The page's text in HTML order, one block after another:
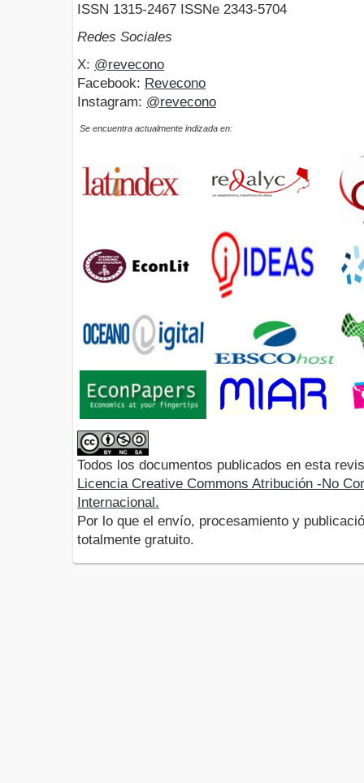
ISSN 1315-2467 ISSNe 2343-5704
Redes Sociales
X: @revecono
Facebook: Revecono
Instagram: @revecono
Se encuentra actualmente indizada en:
Todos los documentos publicados en esta
Licencia Creative Commons Atribución -No
Internacional.
Por lo que el envío, procesamiento y
totalmente gratuito.